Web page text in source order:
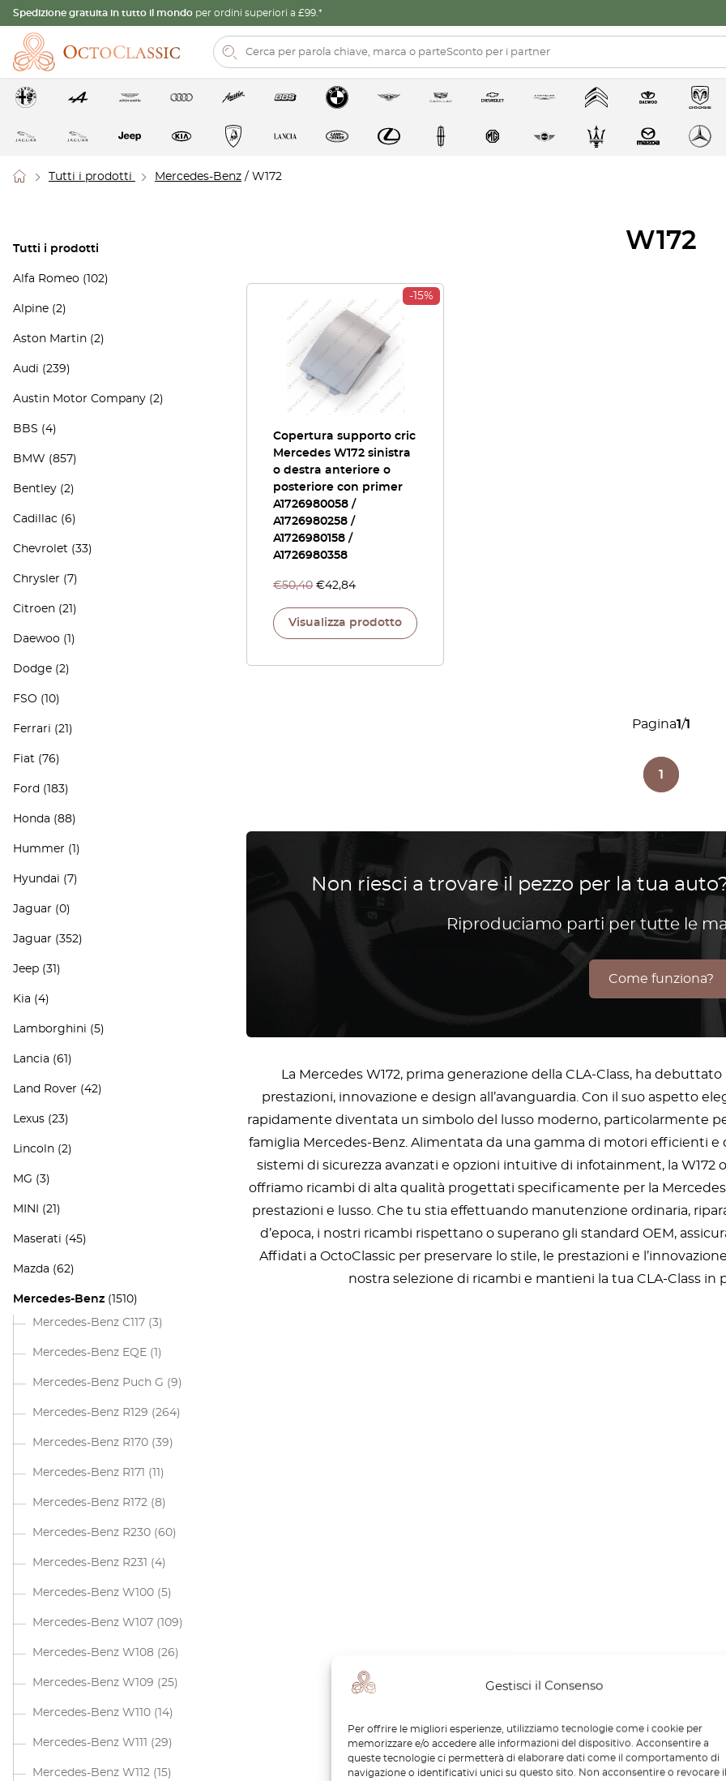
Gestisci il Consenso
Per offrire le migliori esperienze, utilizziamo tecnologie come i cookie per
memorizzare e/o accedere alle informazioni del dispositivo. Acconsentire a
queste tecnologie ci permetterà di elaborare dati come il comportamento di
navigazione o identificativi unici su questo sito. Non acconsentire o revocare il
Spedizione gratuita in tutto il mondo per ordini superiori a £99.*
Tutti i prodotti Mercedes-Benz / W172
Tutti i prodotti
Alfa Romeo (102)
Alpine (2)
Aston Martin (2)
Audi (239)
Austin Motor Company (2)
BBS (4)
BMW (857)
Bentley (2)
Cadillac (6)
Chevrolet (33)
Chrysler (7)
Citroen (21)
Daewoo (1)
Dodge (2)
FSO (10)
Ferrari (21)
Fiat (76)
Ford (183)
Honda (88)
Hummer (1)
Hyundai (7)
Jaguar (0)
Jaguar (352)
Jeep (31)
Kia (4)
Lamborghini (5)
Lancia (61)
Land Rover (42)
Lexus (23)
Lincoln (2)
MG (3)
MINI (21)
Maserati (45)
Mazda (62)
Mercedes-Benz (1510)
Mercedes-Benz C117 (3)
Mercedes-Benz EQE (1)
Mercedes-Benz Puch G (9)
Mercedes-Benz R129 (264)
Mercedes-Benz R170 (39)
Mercedes-Benz R171 (11)
Mercedes-Benz R172 (8)
Mercedes-Benz R230 (60)
Mercedes-Benz R231 (4)
Mercedes-Benz W100 (5)
Mercedes-Benz W107 (109)
Mercedes-Benz W108 (26)
Mercedes-Benz W109 (25)
Mercedes-Benz W110 (14)
Mercedes-Benz W111 (29)
Mercedes-Benz W112 (15)
W172
-15%
Copertura supporto cric
Mercedes W172 sinistra
o destra anteriore o
posteriore con primer
A1726980058 /
A1726980258 /
A1726980158 /
A1726980358
€50,40 €42,84
Visualizza prodotto
Pagina1/1
1
Non riesci a trovare il pezzo per la tua
Riproduciamo parti per tutte le
Come funziona?
La Mercedes W172, prima generazione della CLA-Class, ha
prestazioni, innovazione e design all’avanguardia. Con il suo aspetto
rapidamente diventata un simbolo del lusso moderno, particolarmente
famiglia Mercedes-Benz. Alimentata da una gamma di motori efficienti
sistemi di sicurezza avanzati e opzioni intuitive di infotainment, la W172
offriamo ricambi di alta qualità progettati specificamente per la
prestazioni e lusso. Che tu stia effettuando manutenzione ordinaria,
d’epoca, i nostri ricambi rispettano o superano gli standard OEM,
Affidati a OctoClassic per preservare lo stile, le prestazioni e
nostra selezione di ricambi e mantieni la tua CLA-Class